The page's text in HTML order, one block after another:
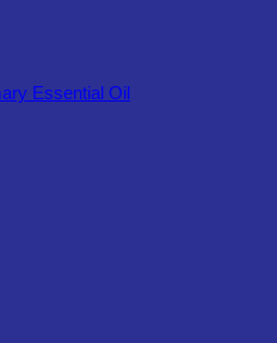
Essential Oil